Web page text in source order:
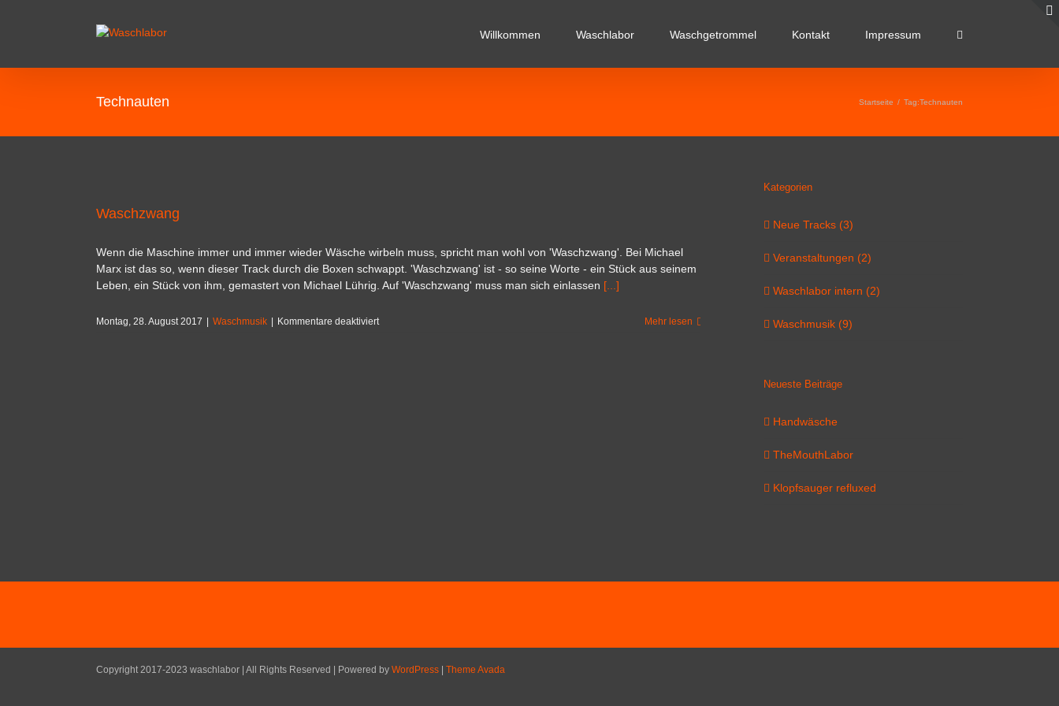
Willkommen Waschlabor Waschgetrommel Kontakt Impressum
Technauten Startseite / Tag:Technauten
Waschzwang
Wenn die Maschine immer und immer wieder Wäsche wirbeln muss, spricht man wohl von 'Waschzwang'. Bei Michael
Marx ist das so, wenn dieser Track durch die Boxen schwappt. 'Waschzwang' ist - so seine Worte - ein Stück aus seinem
Leben, ein Stück von ihm, gemastert von Michael Lührig. Auf 'Waschzwang' muss man sich einlassen [...]
Montag, 28. August 2017 Waschmusik Kommentare deaktiviertfür
Mehr lesen
Kategorien
Neue Tracks (3)
Veranstaltungen (2)
Waschlabor intern (2)
Waschmusik (9)
Neueste Beiträge
Handwäsche
TheMouthLabor
Klopfsauger refluxed
Copyright 2017-2023 waschlabor | All Rights Reserved | Powered by WordPress Theme Avada